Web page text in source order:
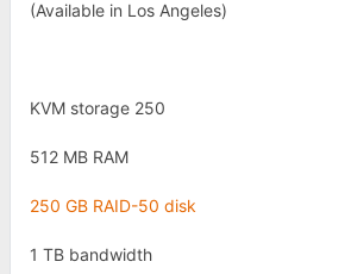
(Available in Los Angeles)
KVM storage 250
512 MB RAM
250 GB RAID-50 disk
1 TB bandwidth